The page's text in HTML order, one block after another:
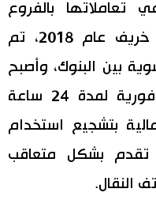
تعاملاتها بالفروع
وأجهزة الصراف الآلي. ففي خريف عام 2018، تم
بين البنوك، وأصبح
من الممكن توفير تحويلات فورية لمدة 24 ساعة
بتشجيع استخدام
تقدم بشكل متعاقب
النقال.